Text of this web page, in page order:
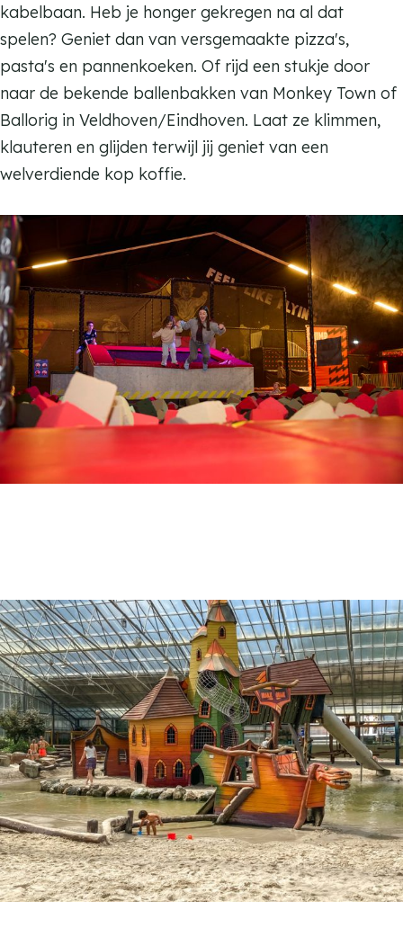
kabelbaan. Heb je honger gekregen na al dat
spelen? Geniet dan van versgemaakte pizza's,
pasta's en pannenkoeken. Of rijd een stukje door
naar de bekende ballenbakken van Monkey Town of
Ballorig in Veldhoven/Eindhoven. Laat ze klimmen,
klauteren en glijden terwijl jij geniet van een
welverdiende kop koffie.